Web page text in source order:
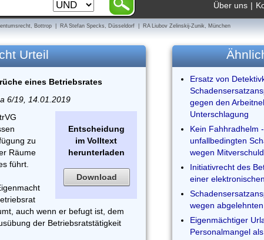
|
Über uns
Bottrop | RA Stefan Specks, Düsseldorf | RA Liubov Zelinskij-Zunik, München
Urteil
eines Betriebsrates
6/19, 14.01.2019
Entscheidung
im Volltext
herunterladen
Download
zu
Räume
führt.
auch wenn er befugt ist, dem
der Betriebsratstätigkeit
Ersatz von
gegen den
Unterschlagung
Kein Fahhradhelm
unfallbedingten
wegen
Initiativrecht des
einer
wegen
Eigenmächtiger
Personalmangel